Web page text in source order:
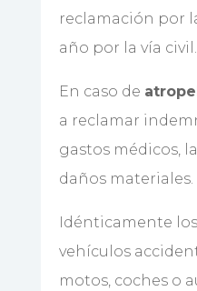
reclamación por
año por la vía civil.
En caso de
a reclamar
gastos médicos,
daños materiales.
Idénticamente
vehículos
motos, coches o